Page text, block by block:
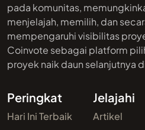
pada komunitas,
menjelajah, memilih, dan
mempengaruhi visibilitas
Coinvote sebagai platform
proyek naik daun selanjutnya
Peringkat
Hari Ini Terbaik
Jelajahi
Artikel